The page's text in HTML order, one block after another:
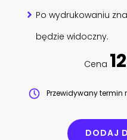
Po wydrukowaniu
będzie widoczny.
Cena
Przewidywany termin
DODAJ